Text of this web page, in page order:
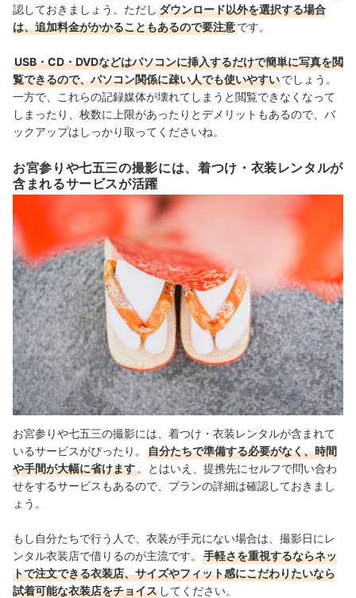
認しておきましょう。ただし ダウンロード以外を選択する場合
は、追加料金がかかることもあるので要注意です。
USB・CD・DVDなどはパソコンに挿入するだけで簡単に写真を閲
覧できるので、パソコン関係に疎い人でも使いやすいでしょう。
一方で、これらの記録媒体が壊れてしまうと閲覧できなくなって
しまったり、枚数に上限があったりとデメリットもあるので、バ
ックアップはしっかり取ってくださいね。
お宮参りや七五三の撮影には、着つけ・衣装レンタルが
含まれるサービスが活躍
お宮参りや七五三の撮影には、着つけ・衣装レンタルが含まれて
いるサービスがぴったり。
自分たちで準備する必要がなく、時間
や手間が大幅に省けます 。とはいえ、提携先にセルフで問い合わ
せをするサービスもあるので、プランの詳細は確認しておきまし
ょう。
もし自分たちで行う人で、衣装が手元にない場合は、撮影日にレ
ンタル衣装店で借りるのが主流です。
手軽さを重視するならネッ
トで注文できる衣装店、サイズやフィット感にこだわりたいなら
試着可能な衣装店をチョイス してください。